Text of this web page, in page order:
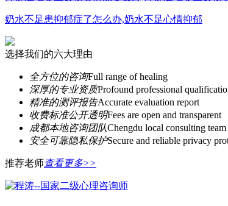
奶水不足患抑郁症了怎么办,奶水不足心情抑郁
选择我们的六大理由
全方位的咨询Full range of healing
深厚的专业资质Profound professional
精准的测评报告Accurate evaluation report
收费标准公开透明Fees are open and transparent
成都本地咨询团队Chengdu local consulting team
安全可靠隐私保护Secure and reliable privacy
推荐老师查看更多>>